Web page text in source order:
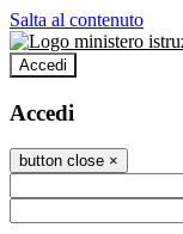
Salta al contenuto
Accedi
Accedi
button close ×